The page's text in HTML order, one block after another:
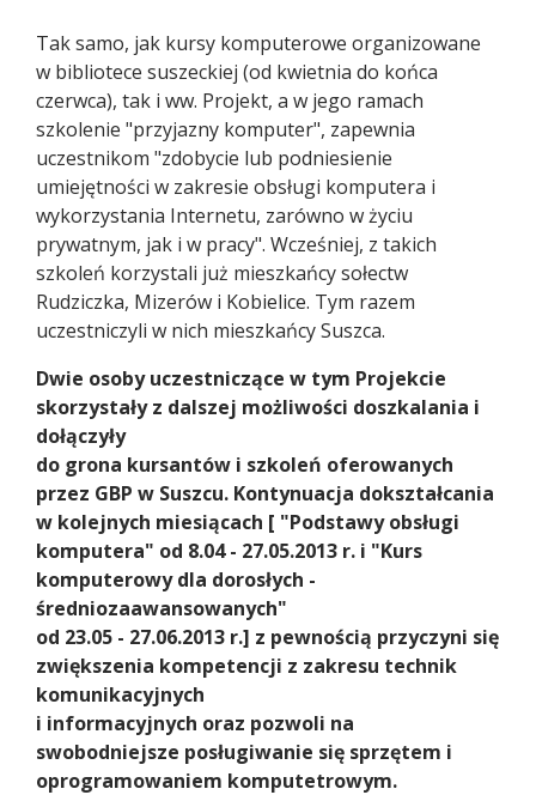
Tak samo, jak kursy komputerowe organizowane
w bibliotece suszeckiej (od kwietnia do końca
czerwca), tak i ww. Projekt, a w jego ramach
szkolenie "przyjazny komputer", zapewnia
uczestnikom "zdobycie lub podniesienie
umiejętności w zakresie obsługi komputera i
wykorzystania Internetu, zarówno w życiu
prywatnym, jak i w pracy". Wcześniej, z takich
szkoleń korzystali już mieszkańcy sołectw
Rudziczka, Mizerów i Kobielice. Tym razem
uczestniczyli w nich mieszkańcy Suszca.
Dwie osoby uczestniczące w tym Projekcie
skorzystały z dalszej możliwości doszkalania i
dołączyły
do grona kursantów i szkoleń oferowanych
przez GBP w Suszcu. Kontynuacja dokształcania
w kolejnych miesiącach [ "Podstawy obsługi
komputera" od 8.04 - 27.05.2013 r. i "Kurs
komputerowy dla dorosłych -
średniozaawansowanych"
od 23.05 - 27.06.2013 r.] z pewnością przyczyni się
zwiększenia kompetencji z zakresu technik
komunikacyjnych
i informacyjnych oraz pozwoli na
swobodniejsze posługiwanie się sprzętem i
oprogramowaniem komputetrowym.